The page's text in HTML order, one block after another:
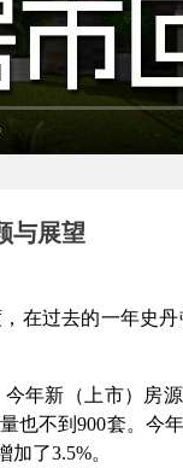
与展望
在过去的一年史
年新（上市）房
也不到900套。今
加了3.5%。